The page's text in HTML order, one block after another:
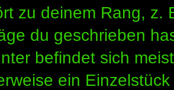
zu deinem Rang, z.
du geschrieben
befindet sich
ein